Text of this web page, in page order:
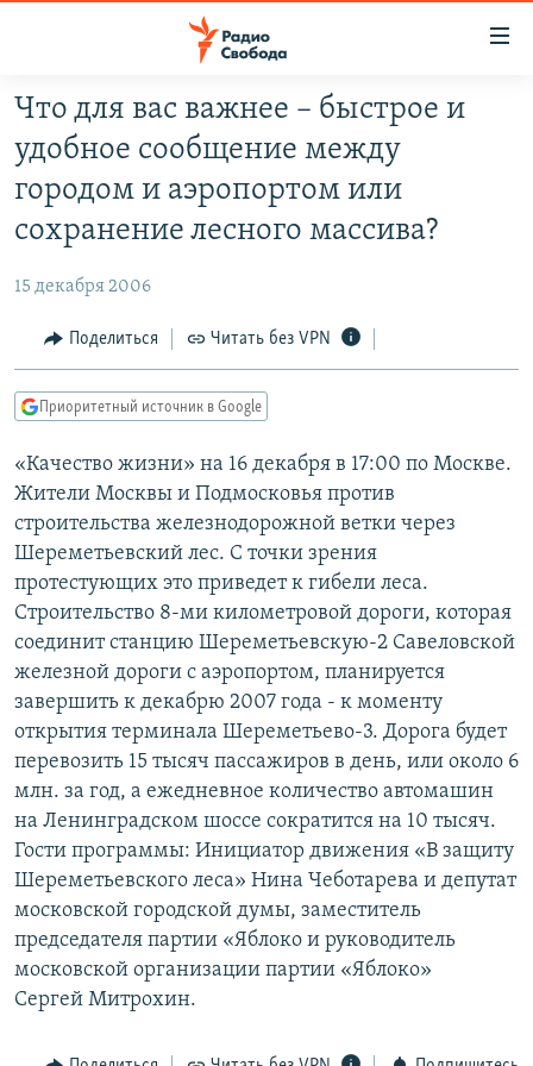
упрощенного
доступа
основному
Вернутся
главной
Вернутся
поиску
ПРОГРАММЫ
ПОДКАСТЫ
АВТОРСКИЕ ПРОЕКТЫ
ЦИТАТЫ СВОБОДЫ
МНЕНИЯ
КУЛЬТУРА
КАВКАЗ.РЕАЛИИ
СЕВЕР.РЕАЛИИ
РАСПИСАНИЕ ВЕЩАНИЯ
ПОДПИШИТЕСЬ НА РАССЫЛКУ
СОЦИАЛЬНЫЕ СЕТИ
Все сайты РСЕ/РС
Что для вас важнее – быстрое и
удобное сообщение между
городом и аэропортом или
сохранение лесного массива?
15 декабря 2006
Поделиться Читать без VPN
Приоритетный источник в Google
«Качество жизни» на 16 декабря в 17:00 по Москве.
Жители Москвы и Подмосковья против
строительства железнодорожной ветки через
Шереметьевский лес. С точки зрения
протестующих это приведет к гибели леса.
Строительство 8-ми километровой дороги, которая
соединит станцию Шереметьевскую-2 Савеловской
железной дороги с аэропортом, планируется
завершить к декабрю 2007 года - к моменту
открытия терминала Шереметьево-3. Дорога будет
перевозить 15 тысяч пассажиров в день, или около 6
млн. за год, а ежедневное количество автомашин
на Ленинградском шоссе сократится на 10 тысяч.
Гости программы: Инициатор движения «В защиту
Шереметьевского леса» Нина Чеботарева и депутат
московской городской думы, заместитель
председателя партии «Яблоко и руководитель
московской организации партии «Яблоко»
Сергей Митрохин.